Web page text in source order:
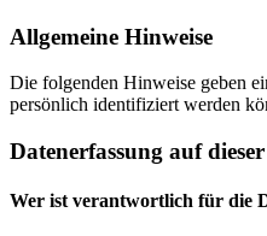
Allgemeine Hinweise
Die folgenden Hinweise geben
persönlich identifiziert werden
Datenerfassung auf
Wer ist verantwortlich für die